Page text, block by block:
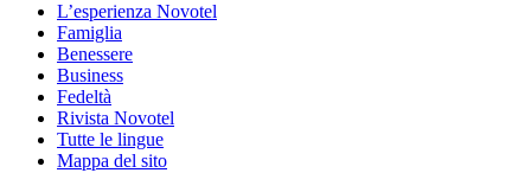
L’esperienza Novotel
Famiglia
Benessere
Business
Fedeltà
Rivista Novotel
Tutte le lingue
Mappa del sito